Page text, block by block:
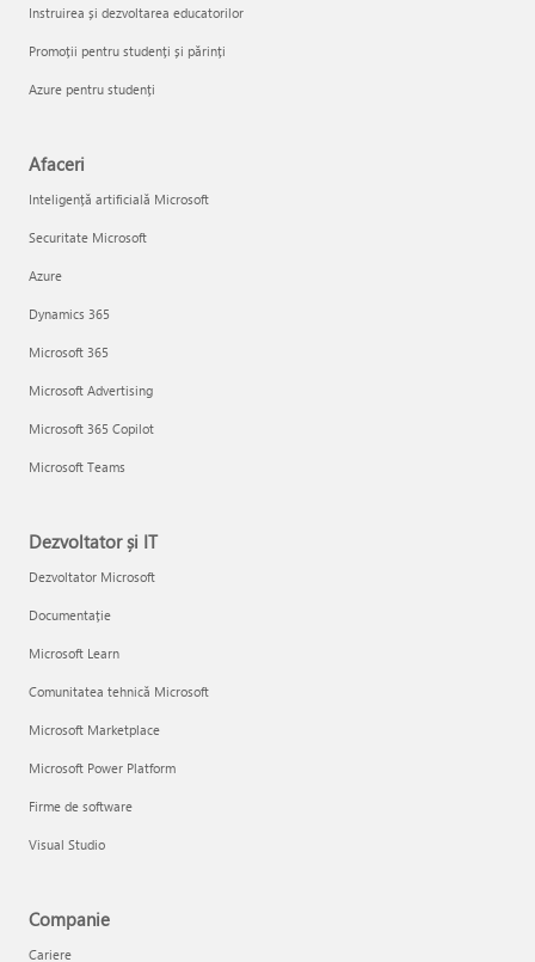
Instruirea și dezvoltarea educatorilor
Promoții pentru studenți și părinți
Azure pentru studenți
Afaceri
Inteligență artificială Microsoft
Securitate Microsoft
Azure
Dynamics 365
Microsoft 365
Microsoft Advertising
Microsoft 365 Copilot
Microsoft Teams
Dezvoltator și IT
Dezvoltator Microsoft
Documentație
Microsoft Learn
Comunitatea tehnică Microsoft
Microsoft Marketplace
Microsoft Power Platform
Firme de software
Visual Studio
Companie
Cariere